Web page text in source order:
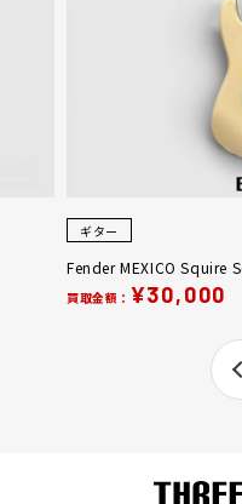
ギター
Fender MEXICO Squire
買取金額： ¥30,000